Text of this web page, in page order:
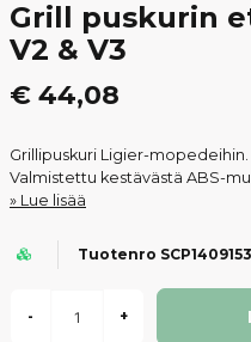
Grill puskurin
V2 & V3
€ 44,08
Grillipuskuri Ligier-mopedeihin.
Valmistettu kestävästä ABS-
Lue lisää
Tuotenro SCP1409153
- +